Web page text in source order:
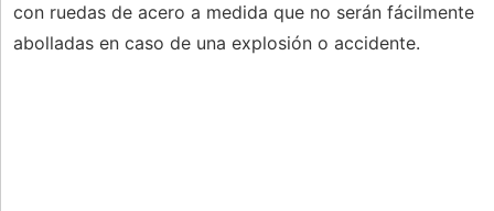
con ruedas de acero a medida que no serán fácilmente
abolladas en caso de una explosión o accidente.